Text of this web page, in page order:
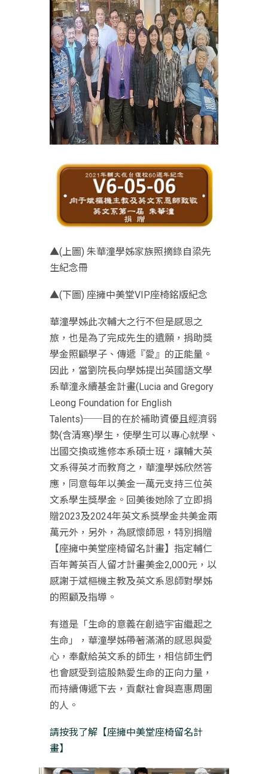
▲(上圖) 朱華潼學姊家族照摘錄自梁先
生紀念冊
▲(下圖) 座擁中美堂VIP座椅銘版紀念
華潼學姊此次輔大之行不但是感恩之
旅，也是為了完成先生的遺願，捐助獎
學金照顧學子、傳遞『愛』的正能量。
因此，當劉院長向學姊提出英國語文學
系華潼永續基金計畫(Lucia and Gregory
Leong Foundation for English
Talents)──目的在於補助資優且經濟弱
勢(含清寒)學生，使學生可以專心就學、
出國交換或進修本系碩士班，讓輔大英
文系得英才而教育之，華潼學姊欣然答
應，同意每年以美金一萬元支持三位英
文系學生獎學金。回美後她除了立即捐
贈2023及2024年英文系獎學金共美金兩
萬元外，另外，為感懷師恩，特別捐贈
【座擁中美堂座椅留名計畫】指定輔仁
百年菁英百人留才計畫美金2,000元，以
感謝于斌樞機主教及英文系恩師對學姊
的照顧及指導。
有道是「生命的意義在創造宇宙繼起之
生命」，華潼學姊帶著滿滿的感恩與愛
心，奉獻給英文系的師生，相信師生們
也會感受到這股熱愛生命的正向力量，
而持續傳遞下去，貢獻社會與嘉惠周圍
的人。
請按我了解【座擁中美堂座椅留名計
畫】